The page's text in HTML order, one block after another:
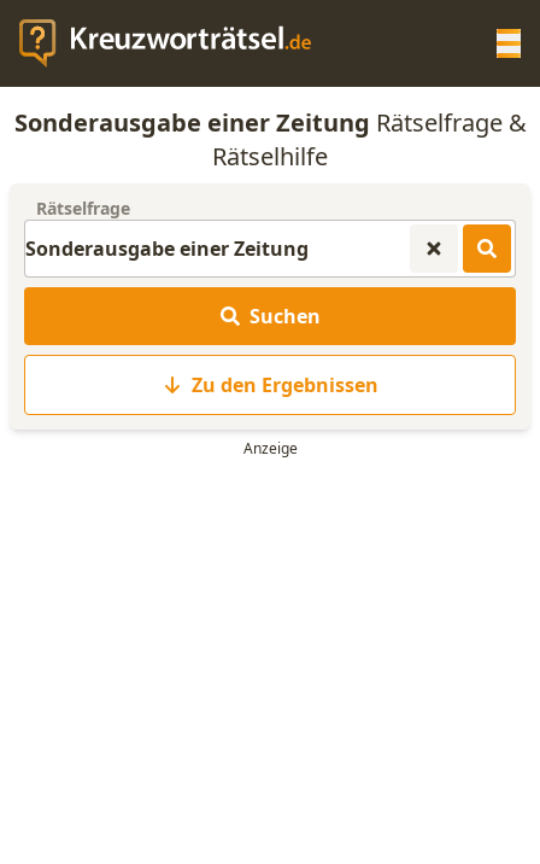
KREUZWORTRÄTSEL-HILFE
ANAGRAMM-GENERATOR
WORTLISTE
Sonderausgabe einer Zeitung Rätselfrage &
Rätselhilfe
Rätselfrage
Suchen
Zu den Ergebnissen